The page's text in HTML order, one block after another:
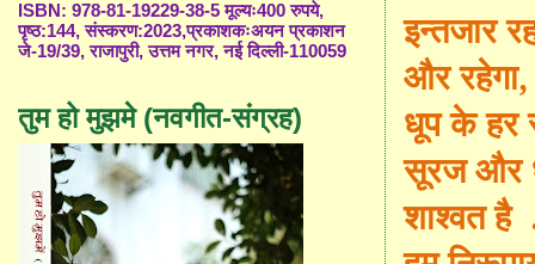
इन्तजार
और रहेगा,
धूप के हर
सूरज और
शाश्वत है
ISBN: 978-81-19229-38-5 मूल्यः400 रुपये,
पृष्ठ:144, संस्करण:2023,प्रकाशकःअयन प्रकाशन
जे-19/39, राजापुरी, उत्तम नगर, नई दिल्ली-110059
तुम हो मुझमे (नवगीत-संग्रह)